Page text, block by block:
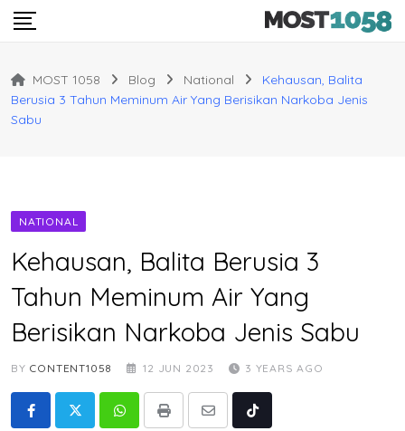
Skip
MOST 1058 Blog National
Kehausan, Balita
Berusia 3 Tahun Meminum Air Yang Berisikan Narkoba Jenis
Sabu
NATIONAL
Kehausan, Balita Berusia 3
Tahun Meminum Air Yang
Berisikan Narkoba Jenis Sabu
BY CONTENT1058 12 JUN 2023 3 YEARS AGO
WhatsappPrint
Share
Tiktok